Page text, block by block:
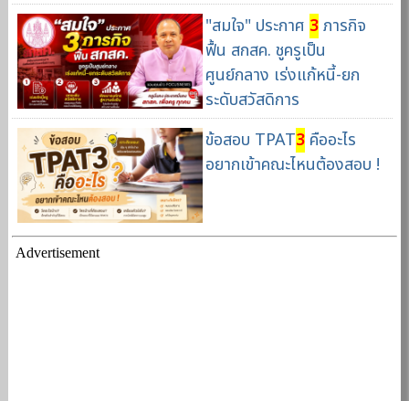
"สมใจ" ประกาศ 3ภารกิจ
ฟื้น สกสค. ชูครูเป็น
ศูนย์กลาง เร่งแก้หนี้-ยก
ระดับสวัสดิการ
ข้อสอบ TPAT3คืออะไร
อยากเข้าคณะไหนต้องสอบ !
Advertisement